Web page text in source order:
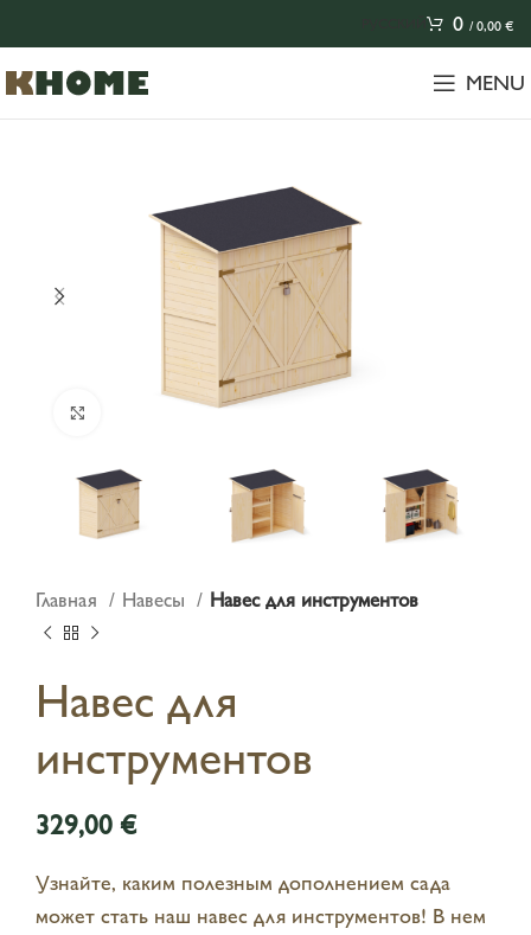
0 /0,00€
MENU
Click to enlarge
Главная Навесы Навес для инструментов
Навес для
инструментов
€
Узнайте, каким полезным дополнением сада
может стать наш навес для инструментов! В нем